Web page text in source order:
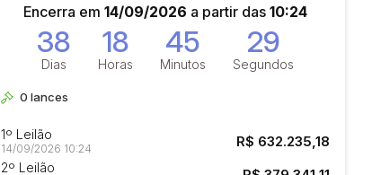
Encerra em 14/09/2026 a partir das 10:24
38
Dias
18
Horas
45
Minutos
28
Segundos
0 lances
1º Leilão
14/09/2026 10:24 R$ 632.235,18
2º Leilão